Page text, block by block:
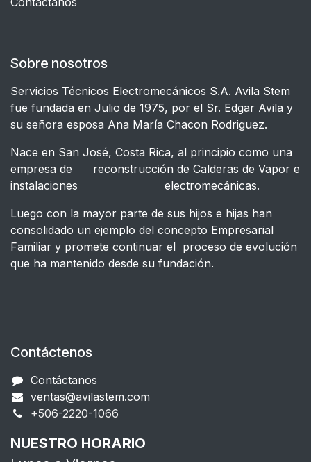
Sobre nosotros
Servicios Técnicos Electromecánicos S.A. Avila Stem
fue fundada en Julio de 1975, por el Sr. Edgar Avila y
su señora esposa Ana María Chacon Rodriguez.
Nace en San José, Costa Rica, al principio como una
empresa de reconstrucción de Calderas de Vapor e
instalaciones electromecánicas.
Luego con la mayor parte de sus hijos e hijas han
consolidado un ejemplo del concepto Empresarial
Familiar y promete continuar el proceso de evolución
que ha mantenido desde su fundación.
Contáctenos
Contáctanos
ventas@avilastem.com
+506-2220-1066​
NUESTRO HORARIO